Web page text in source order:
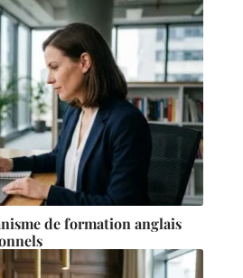
de formation anglais